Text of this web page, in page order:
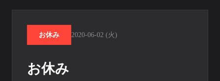
お休み 2020-06-02 (火)
お休み